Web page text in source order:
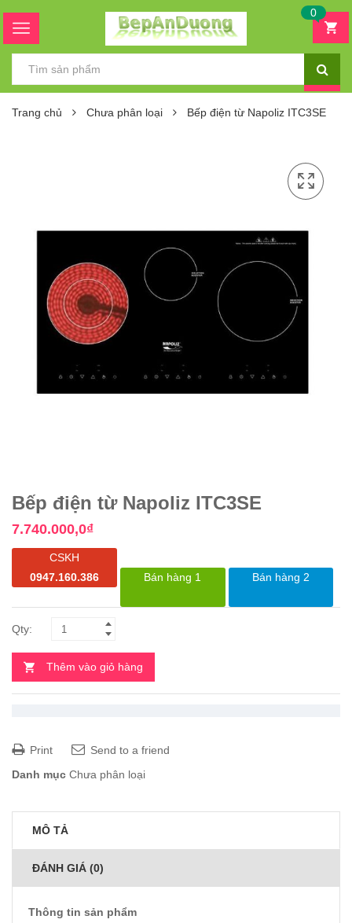
0
Trang chủ Chưa phân loại Bếp điện từ Napoliz ITC3SE
Bếp điện từ Napoliz ITC3SE
7.740.000,0₫
CSKH
0947.160.386
Bán hàng 1 Bán hàng 2
Thêm vào giỏ hàng
Print
Send to a friend
Danh mục Chưa phân loại
MÔ TẢ
ĐÁNH GIÁ (0)
Thông tin sản phẩm